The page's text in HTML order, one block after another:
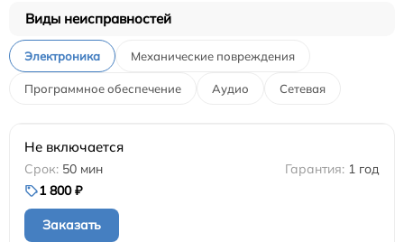
Виды неисправностей
Электроника Механические повреждения
Программное обеспечение Аудио Сетевая
Не включается
50 мин
1 год
1 800 ₽
Заказать